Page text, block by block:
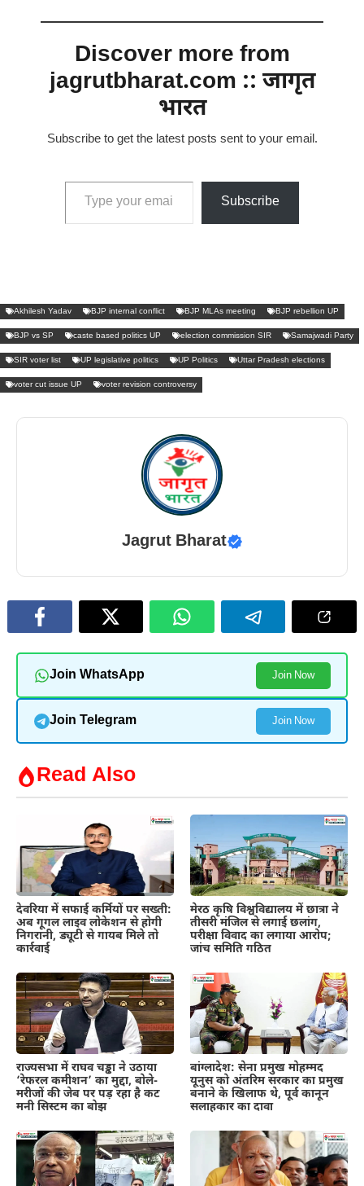
Discover more from
jagrutbharat.com :: जागृत
भारत
Subscribe to get the latest posts sent to your email.
Type your email…
Subscribe
Akhilesh Yadav BJP internal conflict BJP MLAs meeting BJP rebellion UP
BJP vs SP caste based politics UP election commission SIR Samajwadi Party
SIR voter list UP legislative politics UP Politics Uttar Pradesh elections
voter cut issue UP voter revision controversy
Jagrut Bharat
Join WhatsApp Join Now
Join Telegram Join Now
Read Also
देवरिया में सफाई कर्मियों पर सख्ती:
अब गूगल लाइव लोकेशन से होगी
निगरानी, ड्यूटी से गायब मिले तो
कार्रवाई
मेरठ कृषि विश्वविद्यालय में छात्रा ने
तीसरी मंजिल से लगाई छलांग,
परीक्षा विवाद का लगाया आरोप;
जांच समिति गठित
राज्यसभा में राघव चड्ढा ने उठाया
‘रेफरल कमीशन’ का मुद्दा, बोले-
मरीजों की जेब पर पड़ रहा है कट
मनी सिस्टम का बोझ
बांग्लादेश: सेना प्रमुख मोहम्मद
यूनुस को अंतरिम सरकार का प्रमुख
बनाने के खिलाफ थे, पूर्व कानून
सलाहकार का दावा